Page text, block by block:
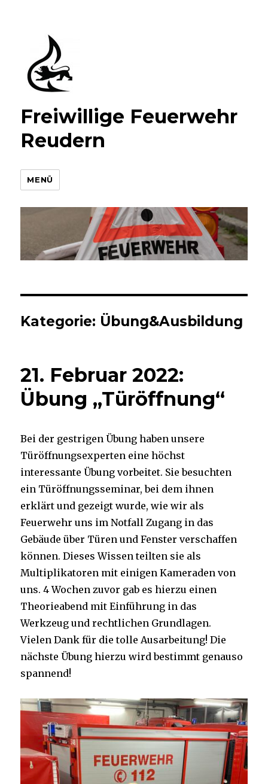
Freiwillige Feuerwehr
Reudern
MENÜ
Kategorie: Übung&Ausbildung
21. Februar 2022:
Übung „Türöffnung“
Bei der gestrigen Übung haben unsere
Türöffnungsexperten eine höchst
interessante Übung vorbeitet. Sie besuchten
ein Türöffnungsseminar, bei dem ihnen
erklärt und gezeigt wurde, wie wir als
Feuerwehr uns im Notfall Zugang in das
Gebäude über Türen und Fenster verschaffen
können. Dieses Wissen teilten sie als
Multiplikatoren mit einigen Kameraden von
uns. 4 Wochen zuvor gab es hierzu einen
Theorieabend mit Einführung in das
Werkzeug und rechtlichen Grundlagen.
Vielen Dank für die tolle Ausarbeitung! Die
nächste Übung hierzu wird bestimmt genauso
spannend!